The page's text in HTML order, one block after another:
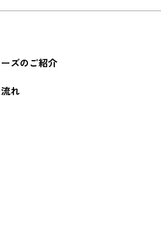
ズのご紹介
れ